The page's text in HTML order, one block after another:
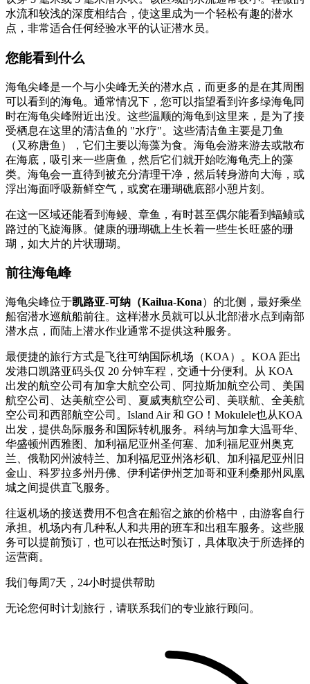
水流和较浅的深度相结合，使这里成为一个轻松有趣的潜水
点，非常适合任何经验水平的认证潜水员。
您能看到什么
海龟尖峰是一个与小尖峰无关的潜水点，而更多的是在其周围
可以看到的海龟。通常情况下，您可以指望看到许多绿海龟同
时在海龟尖峰附近出没。这些温顺的海龟到这里来，是为了接
受栖息在这里的清洁鱼的 "水疗"。这些清洁鱼主要是刀鱼
（又称唐鱼），它们主要以海藻为食。海龟会游来游去或散布
在海底，吸引来一些唐鱼，然后它们就开始吃海龟壳上的藻
类。海龟会一直待到被充分清理干净，然后转身游向大海，或
浮出海面呼吸新鲜空气，或窝在珊瑚礁底部小憩片刻。
在这一区域还能看到海鳗、章鱼，有时甚至偶尔能看到蝠鲼或
路过的飞旋海豚。健康的珊瑚礁上生长着一些生长旺盛的珊
瑚，如大片的片状珊瑚。
前往海龟峰
海龟尖峰位于凯路亚-可纳（Kailua-Kona）的北侧，最好乘坐
船宿潜水巡航船前往。这样潜水员就可以从北部潜水点到南部
潜水点，而陆上潜水作业通常不提供这种服务。
最便捷的旅行方式是飞往可纳国际机场（KOA）。KOA 距出
发港口凯路亚码头仅 20 分钟车程，交通十分便利。从 KOA
出发的航空公司有加拿大航空公司、阿拉斯加航空公司、美国
航空公司、达美航空公司、夏威夷航空公司、美联航、全美航
空公司和西部航空公司。Island Air 和 GO！Mokulele也从KOA
出发，提供岛际服务和国际转机服务。科纳与加拿大温哥华、
华盛顿州西雅图、加利福尼亚州圣何塞、加利福尼亚州奥克
兰、俄勒冈州波特兰、加利福尼亚州洛杉矶、加利福尼亚州旧
金山、科罗拉多州丹佛、伊利诺伊州芝加哥和亚利桑那州凤凰
城之间提供直飞服务。
往返机场的接送费用不包含在船宿之旅的价格中，由游客自行
承担。机场内有几种私人和共用的班车和出租车服务。这些服
务可以提前预订，也可以在抵达时预订，具体取决于所选择的
运营商。
我们每周7天，24小时提供帮助
无论您何时计划旅行，请联系我们的专业旅行顾问。